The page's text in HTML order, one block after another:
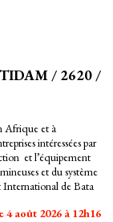
/ 2620 /
Afrique et à
intéressées par
et l’équipement
et du système
International de Bata
4 août 2026 à 12h16